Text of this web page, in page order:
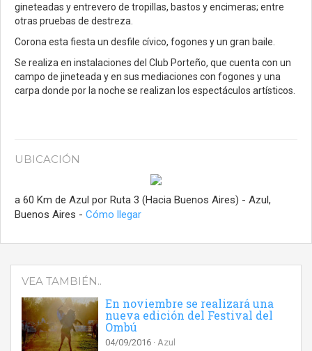
gineteadas y entrevero de tropillas, bastos y encimeras; entre
otras pruebas de destreza.
Corona esta fiesta un desfile cívico, fogones y un gran baile.
Se realiza en instalaciones del Club Porteño, que cuenta con un
campo de jineteada y en sus mediaciones con fogones y una
carpa donde por la noche se realizan los espectáculos artísticos.
UBICACIÓN
a 60 Km de Azul por Ruta 3 (Hacia Buenos Aires) - Azul,
Buenos Aires - Cómo llegar
VEA TAMBIÉN..
En noviembre se realizará una
nueva edición del Festival del
Ombú
04/09/2016 Azul